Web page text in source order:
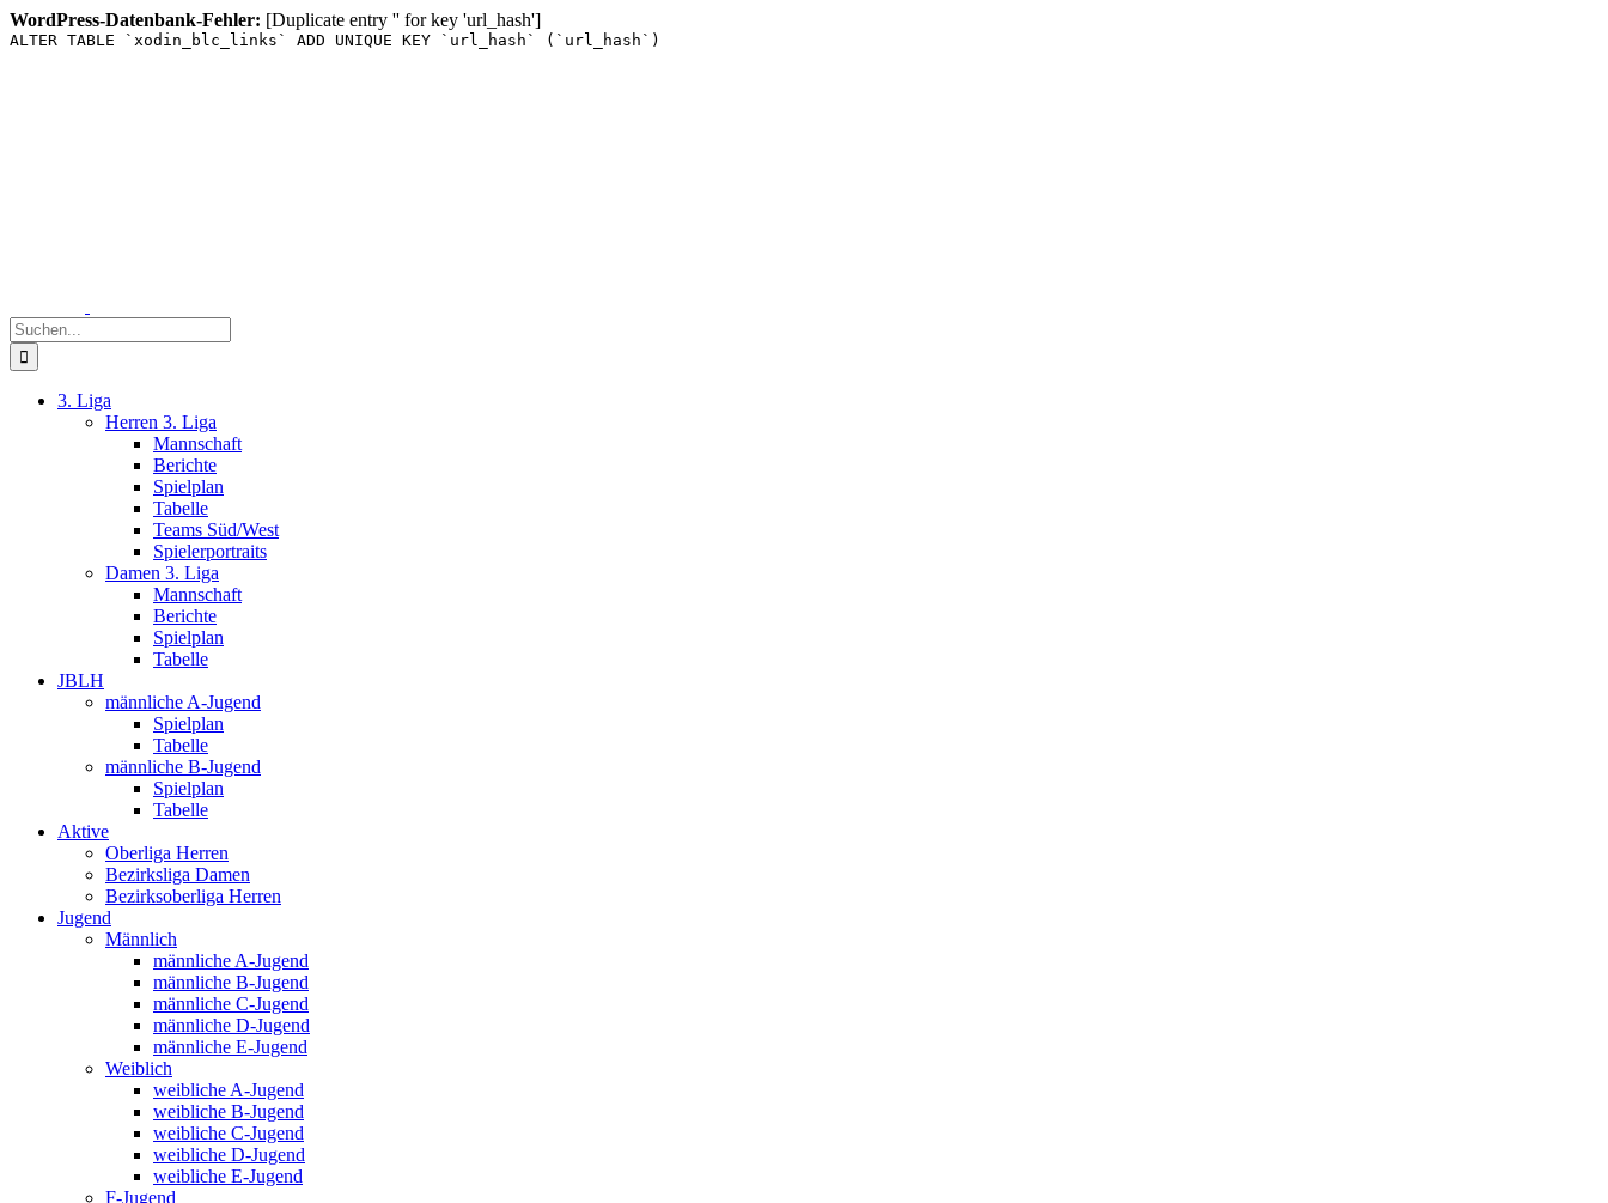
WordPress-Datenbank-Fehler: [Duplicate entry '' for key 'url_hash']
ALTER TABLE `xodin_blc_links` ADD UNIQUE KEY `url_hash` (`url_hash`)
Suche
nach:
3. Liga
Herren 3. Liga
Mannschaft
Berichte
Spielplan
Tabelle
Teams Süd/West
Spielerportraits
Damen 3. Liga
Mannschaft
Berichte
Spielplan
Tabelle
JBLH
männliche A-Jugend
Spielplan
Tabelle
männliche B-Jugend
Spielplan
Tabelle
Aktive
Oberliga Herren
Bezirksliga Damen
Bezirksoberliga Herren
Jugend
Männlich
männliche A-Jugend
männliche B-Jugend
männliche C-Jugend
männliche D-Jugend
männliche E-Jugend
Weiblich
weibliche A-Jugend
weibliche B-Jugend
weibliche C-Jugend
weibliche D-Jugend
weibliche E-Jugend
F-Jugend